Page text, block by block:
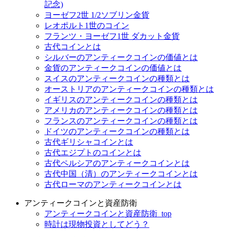
記念)
ヨーゼフ2世 1/2ソブリン金貨
レオポルト1世のコイン
フランツ・ヨーゼフ1世 ダカット金貨
古代コインとは
シルバーのアンティークコインの価値とは
金貨のアンティークコインの価値とは
スイスのアンティークコインの種類とは
オーストリアのアンティークコインの種類とは
イギリスのアンティークコインの種類とは
アメリカのアンティークコインの種類とは
フランスのアンティークコインの種類とは
ドイツのアンティークコインの種類とは
古代ギリシャコインとは
古代エジプトのコインとは
古代ペルシアのアンティークコインとは
古代中国（清）のアンティークコインとは
古代ローマのアンティークコインとは
アンティークコインと資産防衛
アンティークコインと資産防衛_top
時計は現物投資としてどう？